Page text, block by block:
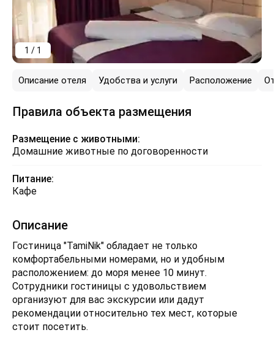
1 / 1
Описание отеля Удобства и услуги Расположение
Правила объекта размещения
Размещение с животными:
Домашние животные по договоренности
Питание:
Кафе
Описание
Гостиница "TamiNik" обладает не только
комфортабельными номерами, но и удобным
расположением: до моря менее 10 минут.
Сотрудники гостиницы с удовольствием
организуют для вас экскурсии или дадут
рекомендации относительно тех мест, которые
стоит посетить.